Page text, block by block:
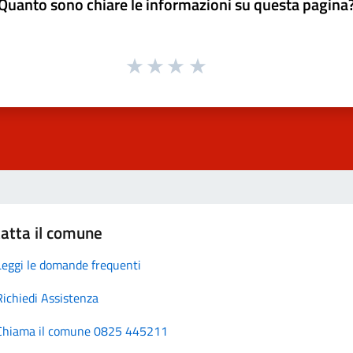
il comune
le domande frequenti
Assistenza
il comune 0825 445211